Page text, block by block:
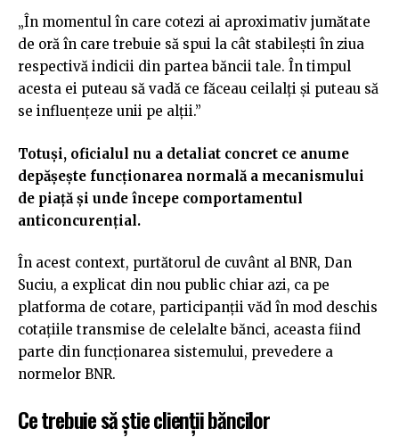
„În momentul în care cotezi ai aproximativ jumătate
de oră în care trebuie să spui la cât stabilești în ziua
respectivă indicii din partea băncii tale. În timpul
acesta ei puteau să vadă ce făceau ceilalți și puteau să
se influențeze unii pe alții.”
Totuși, oficialul nu a detaliat concret ce anume
depășește funcționarea normală a mecanismului
de piață și unde începe comportamentul
anticoncurențial.
În acest context, purtătorul de cuvânt al BNR, Dan
Suciu, a explicat din nou public chiar azi, ca pe
platforma de cotare, participanții văd în mod deschis
cotațiile transmise de celelalte bănci, aceasta fiind
parte din funcționarea sistemului, prevedere a
normelor BNR.
Ce trebuie să știe clienții băncilor